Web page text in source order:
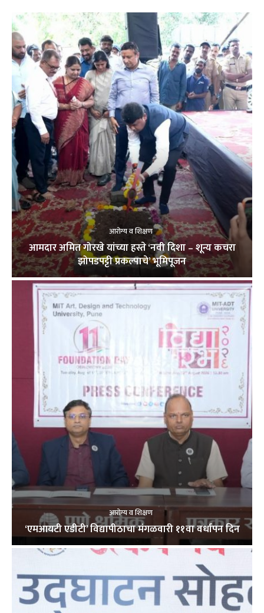
आरोग्य व शिक्षण
आमदार अमित गोरखे यांच्या हस्ते ‘नवी दिशा – शून्य कचरा
झोपडपट्टी प्रकल्पाचे’ भूमिपूजन
आरोग्य व शिक्षण
‘एमआयटी एडीटी’ विद्यापीठाचा मंगळवारी ११वा वर्धापन दिन